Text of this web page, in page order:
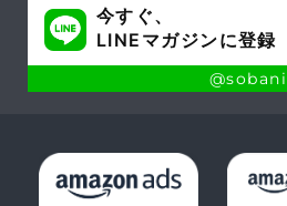
今すぐ、
LINEマガジンに登録
@sobani